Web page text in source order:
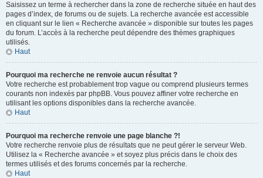
Saisissez un terme à rechercher dans la zone de recherche située en haut des
pages d’index, de forums ou de sujets. La recherche avancée est accessible
en cliquant sur le lien « Recherche avancée » disponible sur toutes les pages
du forum. L’accès à la recherche peut dépendre des thèmes graphiques
utilisés.
Haut
Pourquoi ma recherche ne renvoie aucun résultat ?
Votre recherche est probablement trop vague ou comprend plusieurs termes
courants non indexés par phpBB. Vous pouvez affiner votre recherche en
utilisant les options disponibles dans la recherche avancée.
Haut
Pourquoi ma recherche renvoie une page blanche ?!
Votre recherche renvoie plus de résultats que ne peut gérer le serveur Web.
Utilisez la « Recherche avancée » et soyez plus précis dans le choix des
termes utilisés et des forums concernés par la recherche.
Haut